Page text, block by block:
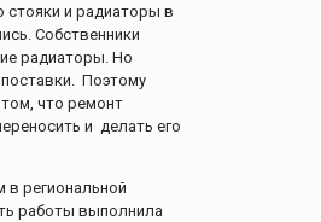
стояки и радиаторы в
Собственники
радиаторы. Но
Поэтому
что ремонт
и делать его
в региональной
работы выполнила